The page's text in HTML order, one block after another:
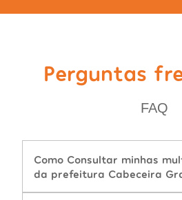
Perguntas
FAQ
Como Consultar minhas
da prefeitura Cabeceira